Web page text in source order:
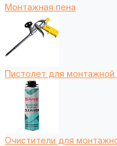
Монтажная пена
Пистолет для монтажной
Очистители для